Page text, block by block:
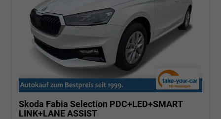
Skoda Fabia Selection PDC+LED+SMART
LINK+LANE ASSIST